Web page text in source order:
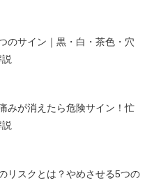
のサイン｜黒・白・茶色・穴
説
みが消えたら危険サイン！忙
説
リスクとは？やめさせる5つの